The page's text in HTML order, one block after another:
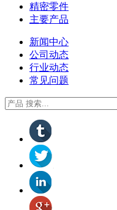
精密零件
主要产品
新闻中心
公司动态
行业动态
常见问题